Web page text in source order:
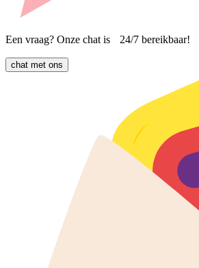
Een vraag? Onze chat is 24/7 bereikbaar!
chat met ons